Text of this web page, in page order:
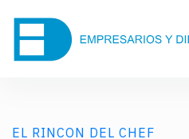
EL RINCON DEL CHEF